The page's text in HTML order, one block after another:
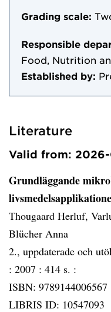
Grading scale:
Responsible
Food, Nutrition
Established by:
Literature
Valid from: 2026-
Grundläggande
Thougaard Herluf,
Blücher Anna
2., uppdaterade och
: 2007 : 414 s. :
ISBN: 9789144006567
LIBRIS ID: 10547093